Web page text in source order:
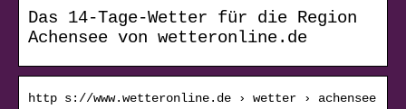
Das 14-Tage-Wetter für die Region
Achensee von wetteronline.de
http s://www.wetteronline.de › wetter › achensee